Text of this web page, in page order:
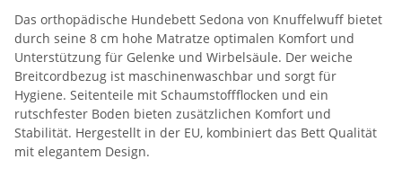
Das orthopädische Hundebett Sedona von Knuffelwuff bietet
durch seine 8 cm hohe Matratze optimalen Komfort und
Unterstützung für Gelenke und Wirbelsäule. Der weiche
Breitcordbezug ist maschinenwaschbar und sorgt für
Hygiene. Seitenteile mit Schaumstoffflocken und ein
rutschfester Boden bieten zusätzlichen Komfort und
Stabilität. Hergestellt in der EU, kombiniert das Bett Qualität
mit elegantem Design.